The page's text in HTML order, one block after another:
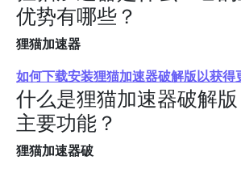
优势有哪些？
狸猫加速器
如何下载安装狸猫加速器破解版以获得
什么是狸猫加速器破解
主要功能？
狸猫加速器破